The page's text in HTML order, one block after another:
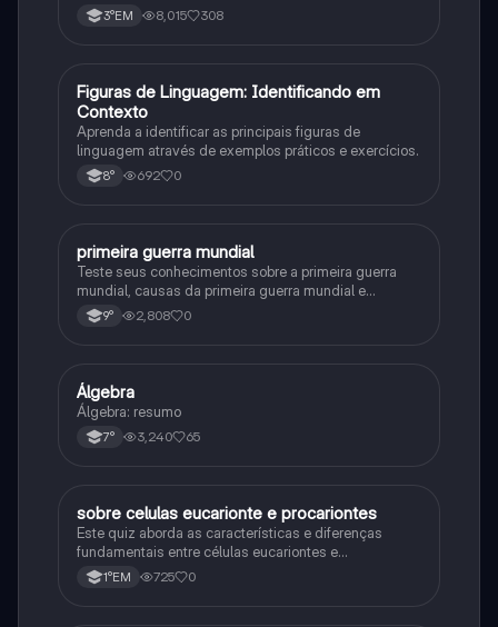
3°EM 8,015 308
FPortuguês
Figuras de Linguagem: Identificando em
Contexto
Aprenda a identificar as principais figuras de
linguagem através de exemplos práticos e exercícios.
8° 692 0
História
primeira guerra mundial
Teste seus conhecimentos sobre a primeira guerra
mundial, causas da primeira guerra mundial e
consequências da Primeira Guerra Mundial, fases da
primeira guerra mundial
9° 2,808 0
Matematica
Álgebra
Álgebra: resumo
7° 3,240 65
Biologia
sobre celulas eucarionte e procariontes
Este quiz aborda as características e diferenças
fundamentais entre células eucariontes e
procariontes.
1°EM 725 0